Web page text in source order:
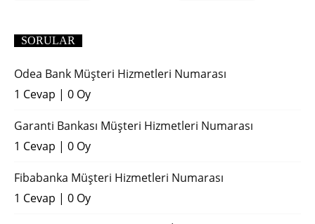
SORULAR
Odea Bank Müşteri Hizmetleri Numarası
1 Cevap | 0 Oy
Garanti Bankası Müşteri Hizmetleri Numarası
1 Cevap | 0 Oy
Fibabanka Müşteri Hizmetleri Numarası
1 Cevap | 0 Oy